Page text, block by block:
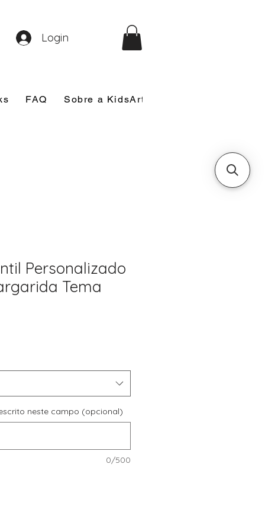
FAQ Sobre a KidsArt
Login
Personalizado
Tema
neste campo (opcional)
0/500